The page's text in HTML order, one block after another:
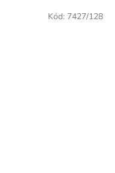
Kód: 7427/128